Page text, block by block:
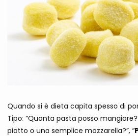
Quando si è dieta capita spesso di
Tipo: “Quanta pasta posso
piatto o una semplice mozzarella?”, “